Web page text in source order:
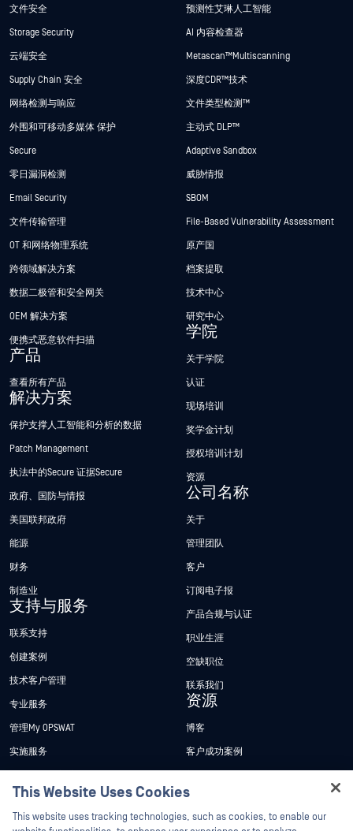
文件安全
Storage Security
云端安全
Supply Chain 安全
网络检测与响应
外围和可移动多媒体 保护
Secure
零日漏洞检测
Email Security
文件传输管理
OT 和网络物理系统
跨领域解决方案
数据二极管和安全网关
OEM 解决方案
便携式恶意软件扫描
产品
查看所有产品
解决方案
保护支撑人工智能和分析的数据
Patch Management
执法中的Secure 证据Secure
政府、国防与情报
美国联邦政府
能源
财务
制造业
支持与服务
联系支持
创建案例
技术客户管理
专业服务
管理My OPSWAT
实施服务
技术文档
培训
预测性艾琳人工智能
AI 内容检查器
Metascan™ Multiscanning
深度CDR™技术
文件类型检测™
主动式 DLP™
Adaptive Sandbox
威胁情报
SBOM
File-Based Vulnerability Assessment
原产国
档案提取
技术中心
研究中心
学院
关于学院
认证
现场培训
奖学金计划
授权培训计划
资源
公司名称
关于
管理团队
客户
订阅电子报
产品合规与认证
职业生涯
空缺职位
联系我们
资源
博客
客户成功案例
新闻报道
活动
This Website Uses Cookies
This website uses tracking technologies, such as cookies, to enable our
Hey there!